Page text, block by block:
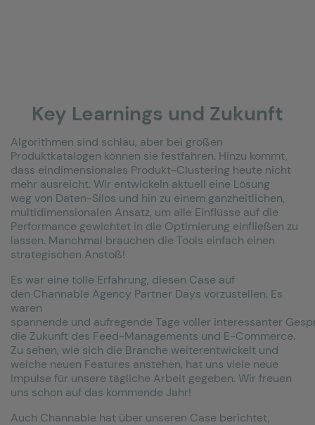
Key Learnings und Zukunft
Algorithmen sind schlau, aber bei großen
Produktkatalogen können sie festfahren. Hinzu kommt,
dass eindimensionales Produkt-Clustering heute nicht
mehr ausreicht. Wir entwickeln aktuell eine Lösung
weg von Daten-Silos und hin zu einem ganzheitlichen,
multidimensionalen Ansatz, um alle Einflüsse auf die
Performance gewichtet in die Optimierung einfließen zu
lassen. Manchmal brauchen die Tools einfach einen
strategischen Anstoß!
Es war eine tolle Erfahrung, diesen Case auf
den Channable Agency Partner Days vorzustellen. Es
waren
spannende und aufregende Tage voller interessanter
die Zukunft des Feed-Managements und E-Commerce.
Zu sehen, wie sich die Branche weiterentwickelt und
welche neuen Features anstehen, hat uns viele neue
Impulse für unsere tägliche Arbeit gegeben. Wir freuen
uns schon auf das kommende Jahr!
Auch Channable hat über unseren Case berichtet,